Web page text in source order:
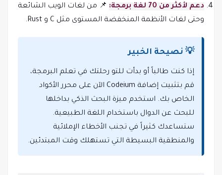
دعم لأكثر من 70 لغة برمجة:
📌 من لغات الويب الشائعة
وحتى لغات الأنظمة المنخفضة المستوى مثل C و Rust.
💡 نصيحة الخبير
إذا كنت طالباً أو بدأت للتو رحلتك في تعلم البرمجة،
قم بتثبيت إضافة Codeium الآن على محرر الأكواد
الخاص بك. استخدم ميزة البحث الذكي بداخلها
للبحث عن الدوال باستخدام اللغة الطبيعية.
ستساعدك كثيراً في تجنب الأخطاء الإملائية
والمنطقية البسيطة التي تستهلك وقت المبتدئين.